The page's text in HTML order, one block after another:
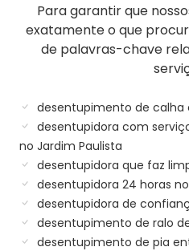
Para garantir que
exatamente o que
de palavras-chave
desentupimento de calha
desentupidora com
no Jardim Paulista
desentupidora que faz
desentupidora 24 horas
desentupidora de
desentupimento de ralo
desentupimento de pia